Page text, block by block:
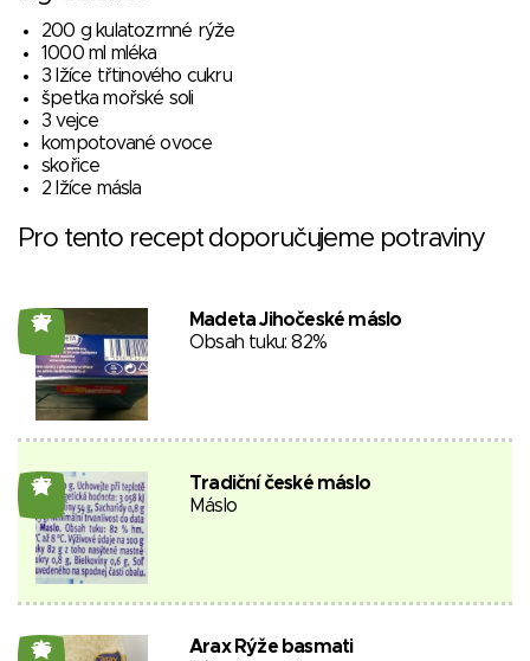
200 g kulatozrnné rýže
1000 ml mléka
3 lžíce třtinového cukru
špetka mořské soli
3 vejce
kompotované ovoce
skořice
2 lžíce másla
Pro tento recept doporučujeme potraviny
27
Madeta Jihočeské máslo
Obsah tuku: 82%
27
Tradiční české máslo
Máslo
26
Arax Rýže basmati